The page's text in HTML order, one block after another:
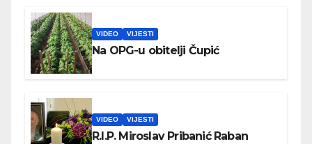
VIDEO VIJESTI
Na OPG-u obitelji Čupić
VIDEO VIJESTI
R.I.P. Miroslav Pribanić Raban